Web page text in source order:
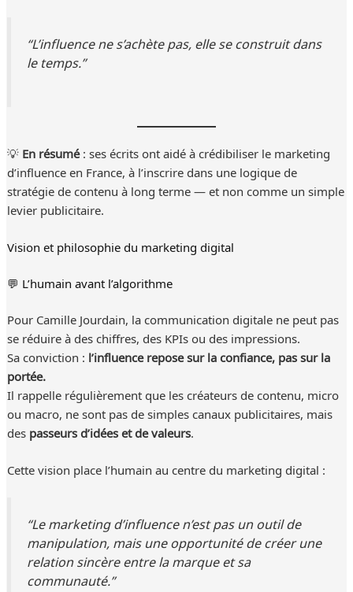
“L’influence ne s’achète pas, elle se construit dans
le temps.”
💡En résumé: ses écrits ont aidé à crédibiliser le marketing
d’influence en France, à l’inscrire dans une logique de
stratégie de contenu à long terme — et non comme un simple
levier publicitaire.
Vision et philosophie du marketing digital
💬 L’humain avant l’algorithme
Pour Camille Jourdain, la communication digitale ne peut pas
se réduire à des chiffres, des KPIs ou des impressions.
Sa conviction : l’influence repose sur la confiance, pas sur la
portée.
Il rappelle régulièrement que les créateurs de contenu, micro
ou macro, ne sont pas de simples canaux publicitaires, mais
despasseurs d’idées et de valeurs.
Cette vision place l’humain au centre du marketing digital :
“Le marketing d’influence n’est pas un outil de
manipulation, mais une opportunité de créer une
relation sincère entre la marque et sa
communauté.”